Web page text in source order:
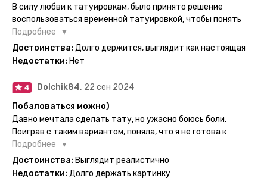
нанесла одну из них и сейчас жду результата. Всё очень
понятно объяснено, отдельным плюсом для меня стала
картинка с обозначениями тех мечт, где тату будет
держаться дольше всего. В общем всём советую и
рекомендую, буду заказывать ещё))
В силу любви к татуировкам, было принято решение
воспользоваться временной татуировкой, чтобы понять
хочется набивать настоящую или нет, как оказалось
смысла набивать нет, ведь можно постоянно делать
временные татуировки и в случае если одна не понравится
больше ничего и не нужно.
Подробнее
Достоинства: Долго держится, выглядит как настоящая
Недостатки: Нет
Dolchik84, 22 сен 2024
Побаловаться можно)
Давно мечтала сделать тату, но ужасно боюсь боли.
Поиграв с таким вариантом, поняла, что я не готова к
постоянной тату. Поэтому благодарю, что есть такая
возможность. Муж смог сделать тату в нескольких местах
одной картинкой).
Подробнее
Достоинства: Выглядит реалистично
Недостатки: Долго держать картинку